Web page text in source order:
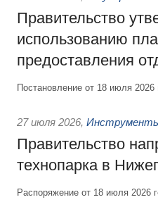
Правительство
использованию
предоставления
Постановление от 18 июля
27 июля 2026,
Правительство
технопарка в
Распоряжение от 18 июля 2026